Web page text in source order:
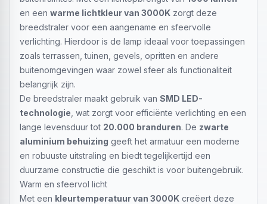
en een warme lichtkleur van 3000K zorgt deze
breedstraler voor een aangename en sfeervolle
verlichting. Hierdoor is de lamp ideaal voor toepassingen
zoals terrassen, tuinen, gevels, opritten en andere
buitenomgevingen waar zowel sfeer als functionaliteit
belangrijk zijn.
De breedstraler maakt gebruik van SMD LED-
technologie , wat zorgt voor efficiënte verlichting en een
lange levensduur tot 20.000 branduren. De zwarte
aluminium behuizing geeft het armatuur een moderne
en robuuste uitstraling en biedt tegelijkertijd een
duurzame constructie die geschikt is voor buitengebruik.
Warm en sfeervol licht
Met een kleurtemperatuur van 3000K creëert deze